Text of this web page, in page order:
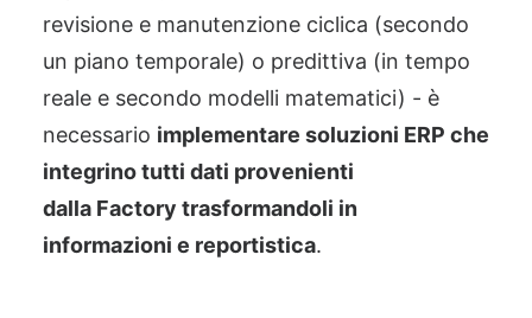
revisione e manutenzione ciclica (secondo
un piano temporale) o predittiva (in tempo
reale e secondo modelli matematici) - è
necessario implementare soluzioni ERP che
integrino tutti dati provenienti
dalla Factory trasformandoli in
informazioni e reportistica.